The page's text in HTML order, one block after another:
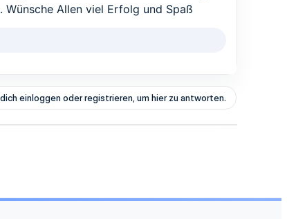
Allen viel Erfolg und Spaß
einloggen oder registrieren, um hier zu antworten.